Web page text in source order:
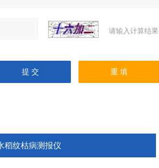
请输入计算结
稻纹枯病测报仪